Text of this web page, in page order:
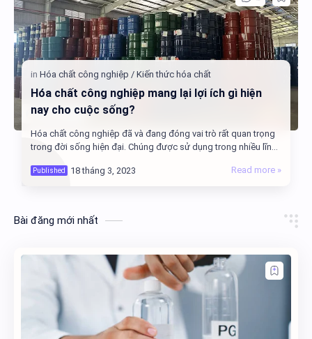
Hóa chất công nghiệp mang lại lợi ích gì hiện
nay cho cuộc sống?
Hóa chất công nghiệp đã và đang đóng vai trò rất quan trọng
trong đời sống hiện đại. Chúng được sử dụng trong nhiều lĩnh
Bài đăng mới nhất